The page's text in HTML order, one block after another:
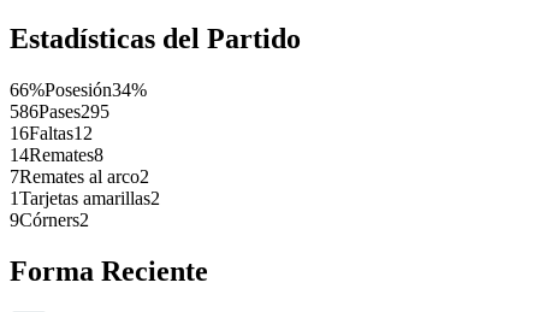
Estadísticas del Partido
66%Posesión34%
586Pases295
16Faltas12
14Remates8
7Remates al arco2
1Tarjetas amarillas2
9Córners2
Forma Reciente